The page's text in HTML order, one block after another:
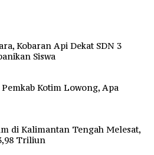
Kobaran Api Dekat SDN 3
Siswa
Kotim Lowong, Apa
di Kalimantan Tengah Melesat,
Triliun